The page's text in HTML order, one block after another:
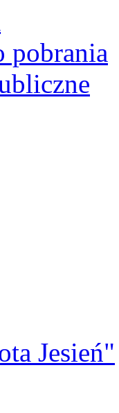
pobrania
Jesień"